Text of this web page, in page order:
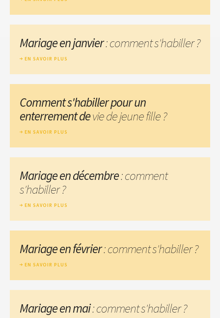
Mariage en janvier: comment s'habiller ?
EN SAVOIR PLUS
Comment s'habiller pour un
enterrement devie de jeune fille ?
EN SAVOIR PLUS
Mariage en décembre: comment
s'habiller ?
EN SAVOIR PLUS
Mariage en février: comment s'habiller ?
EN SAVOIR PLUS
Mariage en mai: comment s'habiller ?